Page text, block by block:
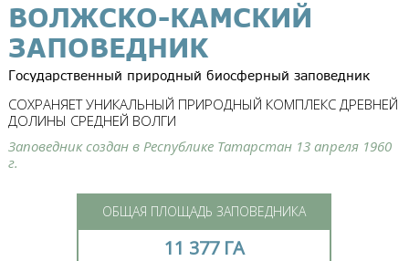
ВОЛЖСКО-КАМСКИЙ
ЗАПОВЕДНИК
Государственный природный биосферный заповедник
СОХРАНЯЕТ УНИКАЛЬНЫЙ ПРИРОДНЫЙ КОМПЛЕКС ДРЕВНЕЙ
ДОЛИНЫ СРЕДНЕЙ ВОЛГИ
Заповедник создан в Республике Татарстан 13 апреля 1960
г.
ОБЩАЯ ПЛОЩАДЬ ЗАПОВЕДНИКА
11 377 ГА